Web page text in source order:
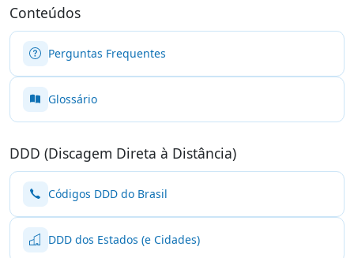
Conteúdos
Perguntas Frequentes
Glossário
DDD (Discagem Direta à Distância)
Códigos DDD do Brasil
DDD dos Estados (e Cidades)